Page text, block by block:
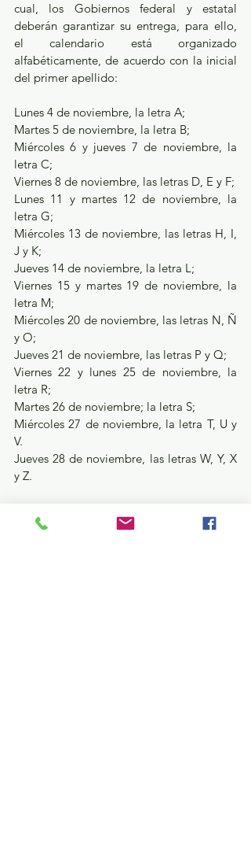
cual, los Gobiernos federal y estatal
deberán garantizar su entrega, para ello,
el calendario está organizado
alfabéticamente, de acuerdo con la inicial
del primer apellido:
Lunes 4 de noviembre, la letra A;
Martes 5 de noviembre, la letra B;
Miércoles 6 y jueves 7 de noviembre, la
letra C;
Viernes 8 de noviembre, las letras D, E y F;
Lunes 11 y martes 12 de noviembre, la
letra G;
Miércoles 13 de noviembre, las letras H, I,
J y K;
Jueves 14 de noviembre, la letra L;
Viernes 15 y martes 19 de noviembre, la
letra M;
Miércoles 20 de noviembre, las letras N, Ñ
y O;
Jueves 21 de noviembre, las letras P y Q;
Viernes 22 y lunes 25 de noviembre, la
letra R;
Martes 26 de noviembre; la letra S;
Miércoles 27 de noviembre, la letra T, U y
V.
Jueves 28 de noviembre, las letras W, Y, X
y Z.
no es obligatorio retirar el dinero en el día